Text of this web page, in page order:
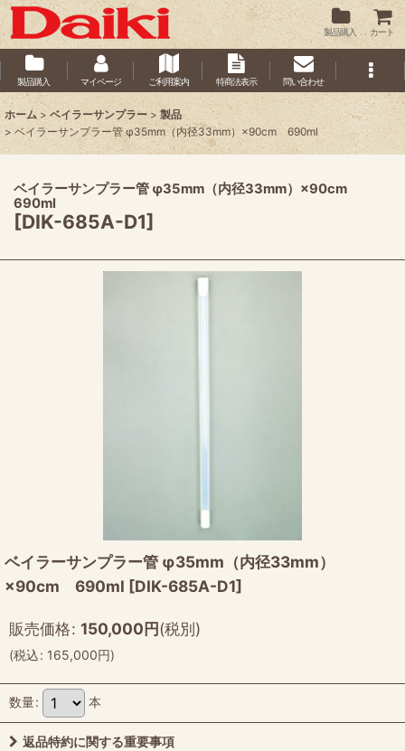
製品購入 カート
製品購入 マイページ ご利用案内 特商法表示 問い合わせ
ホーム > ベイラーサンプラー > 製品
> ベイラーサンプラー管 φ35mm（内径33mm）×90cm 690ml
ベイラーサンプラー管 φ35mm（内径33mm）×90cm
690ml
[DIK-685A-D1]
ベイラーサンプラー管 φ35mm（内径33mm）
×90cm 690ml [DIK-685A-D1]
販売価格: 150,000円(税別)
(税込: 165,000円)
数量: 本
返品特約に関する重要事項